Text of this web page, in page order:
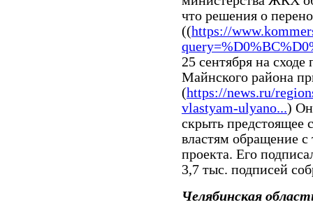
что решения о
((https://
25 сентября на
Майнского района
(https://news.ru/
vlastyam-ulyano...)
скрыть предстоящее
властям обращение с
проекта. Его
3,7 тыс. подписей
Челябинская